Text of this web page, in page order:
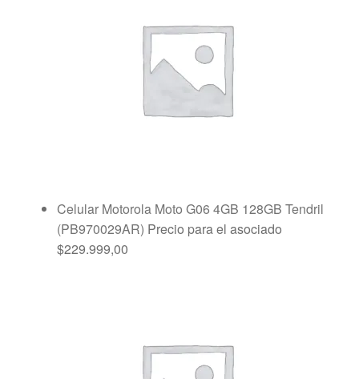
Celular Motorola Moto G06 4GB 128GB Tendril
(PB970029AR) Precio para el asociado
$229.999,00